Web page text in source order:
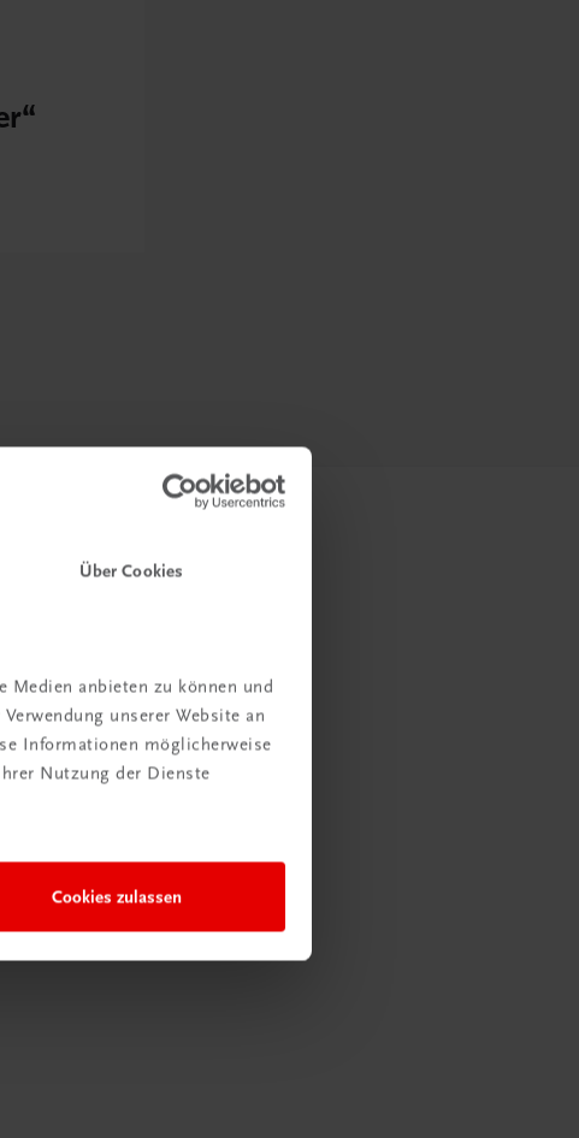
Über Cookies
Medien anbieten zu können und
unserer Website an
Informationen möglicherweise
Nutzung der Dienste
Cookies zulassen